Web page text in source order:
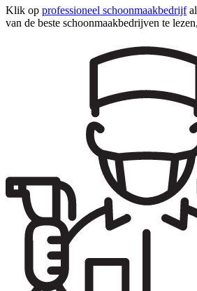
Klik op professioneel schoonmaakbedrijf
van de beste schoonmaakbedrijven te